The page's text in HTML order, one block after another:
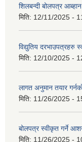
शिलबन्दी बोलपत्र
मिति: 12/11/2025 -
विद्युतिय दरभाउपत्रहरु
मिति: 12/10/2025 -
लागत अनुमान तयार
मिति: 11/26/2025 -
बोलपत्र स्वीकृत गर्ने
मिति: 11/26/2025 -